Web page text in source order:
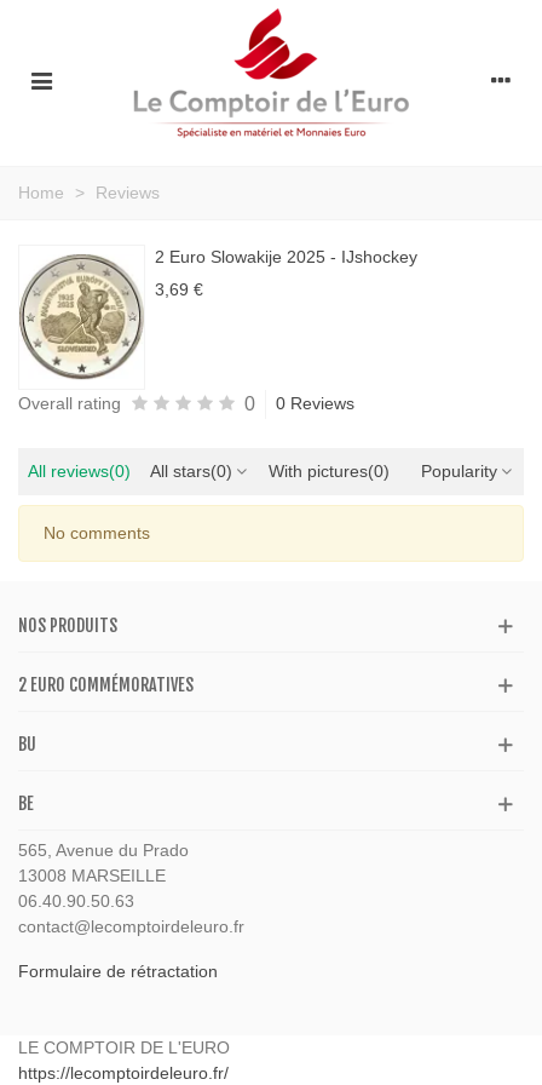
Home > Reviews
2 Euro Slowakije 2025 - IJshockey
3,69 €
Overall rating 0 0 Reviews
All reviews(0) All stars(0) With pictures(0) Popularity
No comments
NOS PRODUITS
2 EURO COMMÉMORATIVES
BU
BE
565, Avenue du Prado
13008 MARSEILLE
06.40.90.50.63
contact@lecomptoirdeleuro.fr
Formulaire de rétractation
LE COMPTOIR DE L'EURO
https://lecomptoirdeleuro.fr/